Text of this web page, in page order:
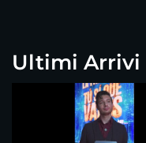
Ultimi Arrivi